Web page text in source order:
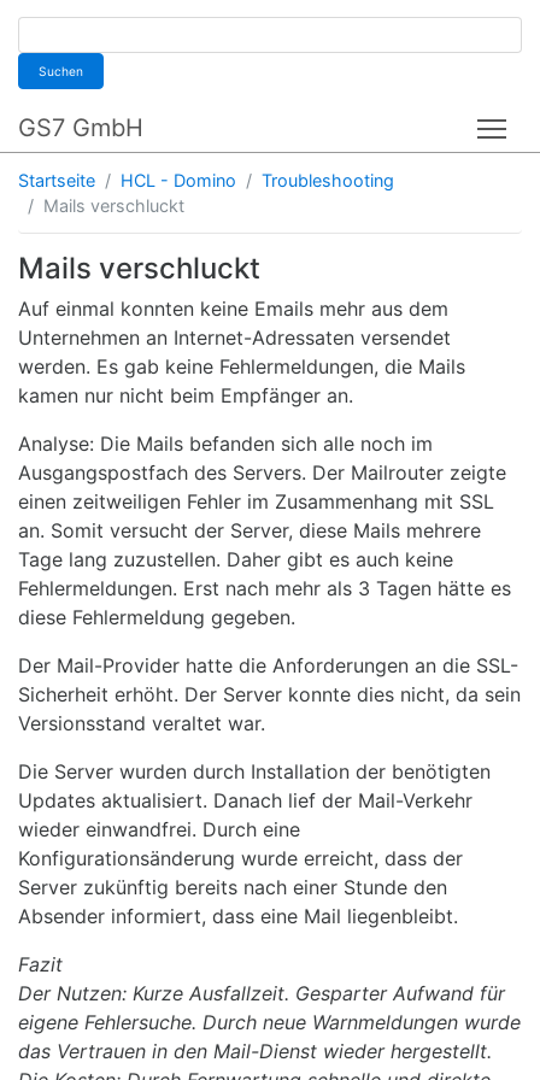
Suchen
GS7 GmbH
Startseite HCL - Domino
Troubleshooting
Mails verschluckt
Mails verschluckt
Auf einmal konnten keine Emails mehr aus dem
Unternehmen an Internet-Adressaten versendet
werden. Es gab keine Fehlermeldungen, die Mails
kamen nur nicht beim Empfänger an.
Analyse: Die Mails befanden sich alle noch im
Ausgangspostfach des Servers. Der Mailrouter zeigte
einen zeitweiligen Fehler im Zusammenhang mit SSL
an. Somit versucht der Server, diese Mails mehrere
Tage lang zuzustellen. Daher gibt es auch keine
Fehlermeldungen. Erst nach mehr als 3 Tagen hätte es
diese Fehlermeldung gegeben.
Der Mail-Provider hatte die Anforderungen an die SSL-
Sicherheit erhöht. Der Server konnte dies nicht, da sein
Versionsstand veraltet war.
Die Server wurden durch Installation der benötigten
Updates aktualisiert. Danach lief der Mail-Verkehr
wieder einwandfrei. Durch eine
Konfigurationsänderung wurde erreicht, dass der
Server zukünftig bereits nach einer Stunde den
Absender informiert, dass eine Mail liegenbleibt.
Fazit
Der Nutzen: Kurze Ausfallzeit. Gesparter Aufwand für
eigene Fehlersuche. Durch neue Warnmeldungen wurde
das Vertrauen in den Mail-Dienst wieder hergestellt.